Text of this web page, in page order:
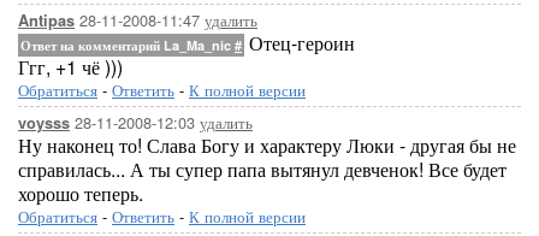
Antipas 28-11-2008-11:47 удалить
Ответ на комментарий La_Ma_nic # Отец-героин
Ггг, +1 чё )))
Обратиться - Ответить - К полной версии
voysss 28-11-2008-12:03 удалить
Ну наконец то! Слава Богу и характеру Люки - другая бы не
справилась... А ты супер папа вытянул девченок! Все будет
хорошо теперь.
Обратиться - Ответить - К полной версии